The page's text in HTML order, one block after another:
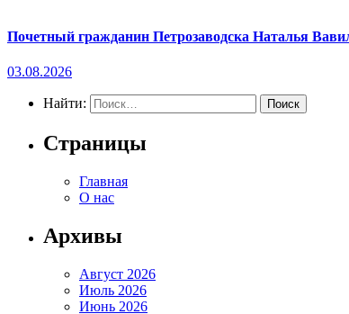
Почетный гражданин Петрозаводска Наталья
03.08.2026
Найти:
Страницы
Главная
О нас
Архивы
Август 2026
Июль 2026
Июнь 2026